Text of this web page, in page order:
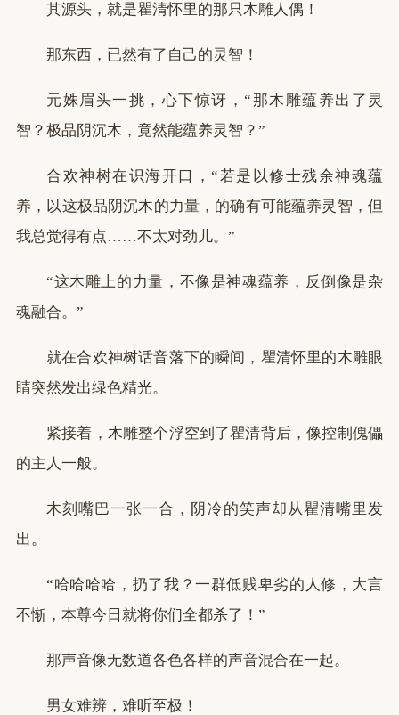
其源头，就是瞿清怀里的那只木雕人偶！
那东西，已然有了自己的灵智！
元姝眉头一挑，心下惊讶，“那木雕蕴养出了灵
智？极品阴沉木，竟然能蕴养灵智？”
合欢神树在识海开口，“若是以修士残余神魂蕴
养，以这极品阴沉木的力量，的确有可能蕴养灵智，但
我总觉得有点……不太对劲儿。”
“这木雕上的力量，不像是神魂蕴养，反倒像是杂
魂融合。”
就在合欢神树话音落下的瞬间，瞿清怀里的木雕眼
睛突然发出绿色精光。
紧接着，木雕整个浮空到了瞿清背后，像控制傀儡
的主人一般。
木刻嘴巴一张一合，阴冷的笑声却从瞿清嘴里发
出。
“哈哈哈哈，扔了我？一群低贱卑劣的人修，大言
不惭，本尊今日就将你们全都杀了！”
那声音像无数道各色各样的声音混合在一起。
男女难辨，难听至极！